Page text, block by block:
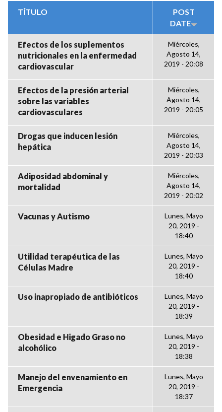
TÍTULO
POST
DATE
Efectos de los suplementos
nutricionales en la enfermedad
cardiovascular
Miércoles,
Agosto 14,
2019 - 20:08
Efectos de la presión arterial
sobre las variables
cardiovasculares
Miércoles,
Agosto 14,
2019 - 20:05
Drogas que inducen lesión
hepática
Miércoles,
Agosto 14,
2019 - 20:03
Adiposidad abdominal y
mortalidad
Miércoles,
Agosto 14,
2019 - 20:02
Vacunas y Autismo
Lunes, Mayo
20, 2019 -
18:40
Utilidad terapéutica de las
Células Madre
Lunes, Mayo
20, 2019 -
18:40
Uso inapropiado de antibióticos
Lunes, Mayo
20, 2019 -
18:39
Obesidad e Higado Graso no
alcohólico
Lunes, Mayo
20, 2019 -
18:38
Manejo del envenamiento en
Emergencia
Lunes, Mayo
20, 2019 -
18:37